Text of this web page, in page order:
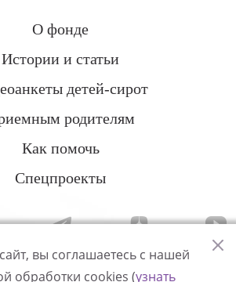
О фонде
Истории и статьи
детей-сирот
родителям
Как помочь
Спецпроекты
вы соглашаетесь с нашей
обработки cookies (узнать